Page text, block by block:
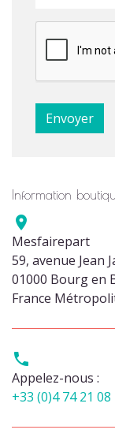
Information

Mesfairepart
59, avenue Jean
01000 Bourg en
France

Appelez-nous :
+33 (0)4 74 21 08